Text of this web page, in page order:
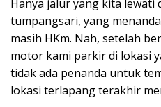
Hanya jalur yang kita lewati
tumpangsari, yang
masih HKm. Nah, setelah
motor kami parkir di lokasi
tidak ada penanda untuk
lokasi terlapang terakhir